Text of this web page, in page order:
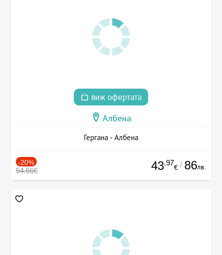
виж офертата
Албена
Гергана - Албена
-20%
54.66€ 43.97
€ / 86лв.